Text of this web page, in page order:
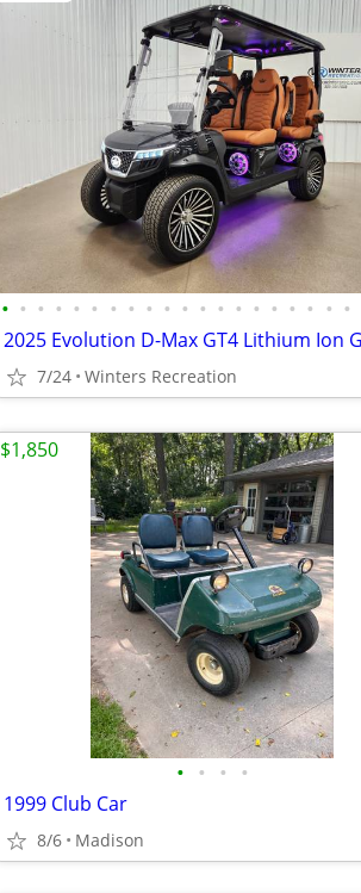
• • • • • • • • • • • • • • • • • • • •
7/24 Winters Recreation
• • • •
1999 Club Car
8/6 Madison
$1,850